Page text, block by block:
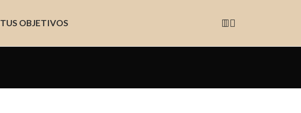
TUS OBJETIVOS